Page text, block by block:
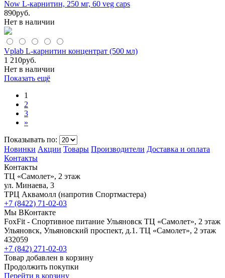
Now L-карнитин, 250 мг, 60 veg caps
890руб.
Нет в наличии
Vplab L-карнитин концентрат (500 мл)
1 210руб.
Нет в наличии
Показать ещё
1
2
3
»
Показывать по:
Новинки Акции Товары Производители Доставка и оплата
Контакты
Контакты
ТЦ «Самолет», 2 этаж
ул. Минаева, 3
ТРЦ Аквамолл (напротив Спортмастера)
+7 (8422) 71-02-03
Мы ВКонтакте
FoxFit - Спортивное питание Ульяновск ТЦ «Самолет», 2 этаж
Ульяновск, Ульяновский проспект, д.1. ТЦ «Самолет», 2 этаж
432059
+7 (842) 271-02-03
Товар добавлен в корзину
Продолжить покупки
Перейти в корзину